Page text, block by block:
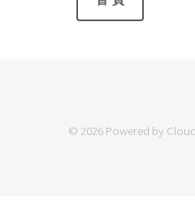
© 2026 Powered by